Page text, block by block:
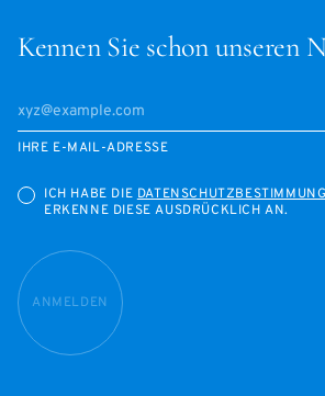
Kennen Sie schon unseren
IHRE E-MAIL-ADRESSE
ICH HABE DIE
ERKENNE DIESE AUSDRÜCKLICH AN.
ANMELDEN